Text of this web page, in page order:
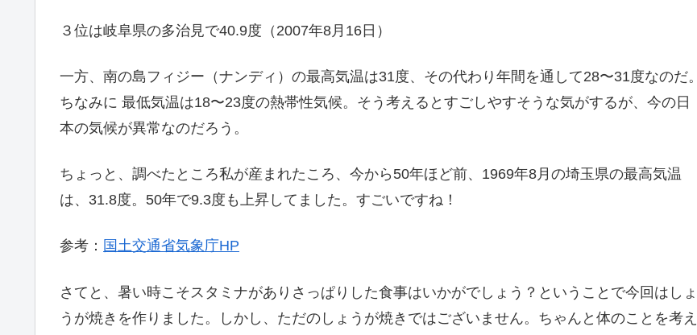
３位は岐阜県の多治見で40.9度（2007年8月16日）
一方、南の島フィジー（ナンディ）の最高気温は31度、その代わり年間を通して28〜31度なのだ。
ちなみに 最低気温は18〜23度の熱帯性気候。そう考えるとすごしやすそうな気がするが、今の日
本の気候が異常なのだろう。
ちょっと、調べたところ私が産まれたころ、今から50年ほど前、1969年8月の埼玉県の最高気温
は、31.8度。50年で9.3度も上昇してました。すごいですね！
参考： 国土交通省気象庁HP
さてと、暑い時こそスタミナがありさっぱりした食事はいかがでしょう？ということで今回はしょ
うが焼きを作りました。しかし、ただのしょうが焼きではございません。ちゃんと体のことを考え